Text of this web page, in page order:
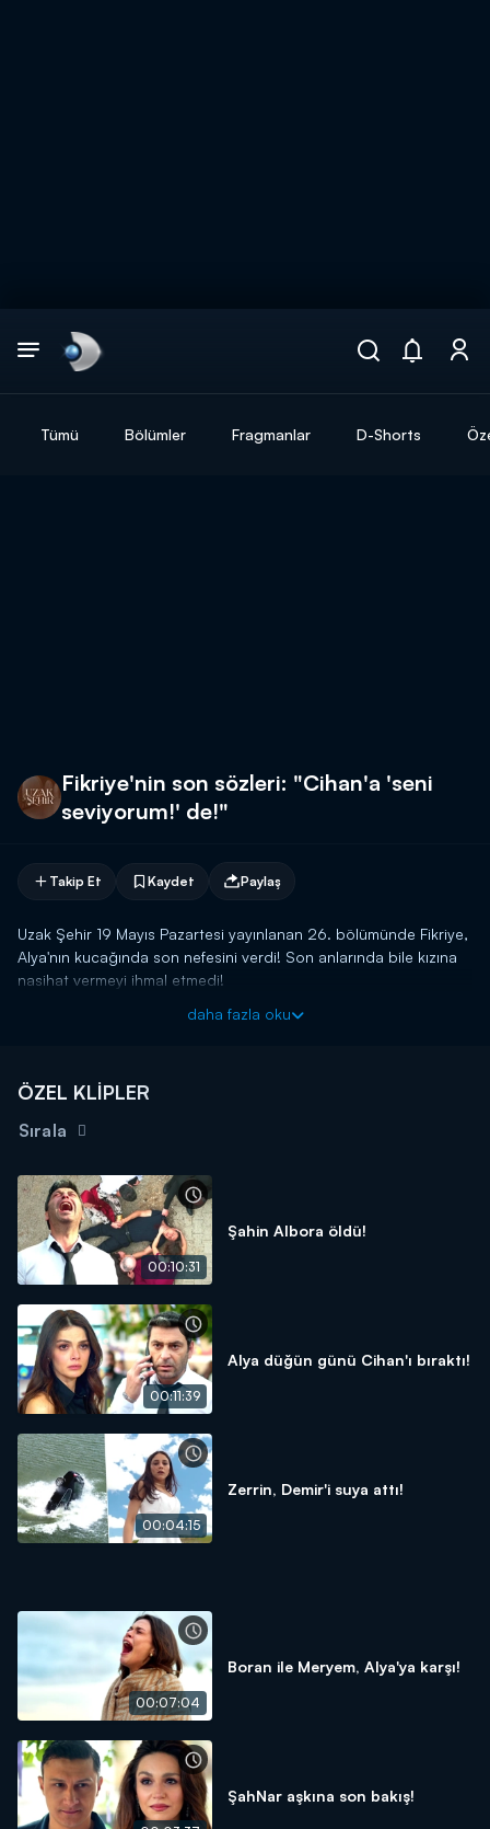
Tümü Bölümler Fragmanlar D-Shorts
Fikriye'nin son sözleri: "Cihan'a 'seni
seviyorum!' de!"
Takip Et Kaydet Paylaş
Uzak Şehir 19 Mayıs Pazartesi yayınlanan 26. bölümünde Fikriye,
Alya'nın kucağında son nefesini verdi! Son anlarında bile kızına
nasihat vermeyi ihmal etmedi!
Uzak Şehir yeni bölümleriyle her Pazartesi 20.00'da Kanal
daha fazla oku
ÖZEL KLİPLER
Sırala
00:10:31
Şahin Albora öldü!
00:11:39
Alya düğün günü Cihan'ı bıraktı!
00:04:15
Zerrin, Demir'i suya attı!
00:07:04
Boran ile Meryem, Alya'ya karşı!
ŞahNar aşkına son bakış!